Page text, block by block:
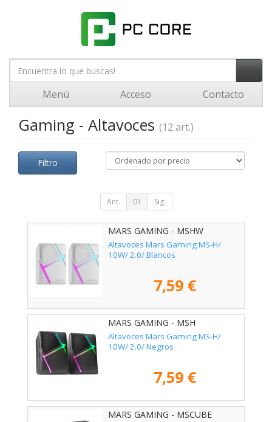
Menú Acceso Contacto
Gaming - Altavoces (12 art.)
Filtro
Ant. 01 Sig.
MARS GAMING - MSHW
Altavoces Mars Gaming MS-H/
10W/ 2.0/ Blancos
7,59 €
MARS GAMING - MSH
Altavoces Mars Gaming MS-H/
10W/ 2.0/ Negros
7,59 €
MARS GAMING - MSCUBE